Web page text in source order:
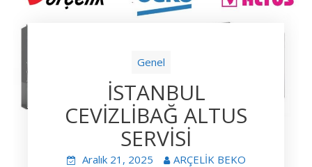
Genel
İSTANBUL
CEVİZLİBAĞ ALTUS
SERVİSİ
Aralık 21, 2025
ARÇELİK BEKO